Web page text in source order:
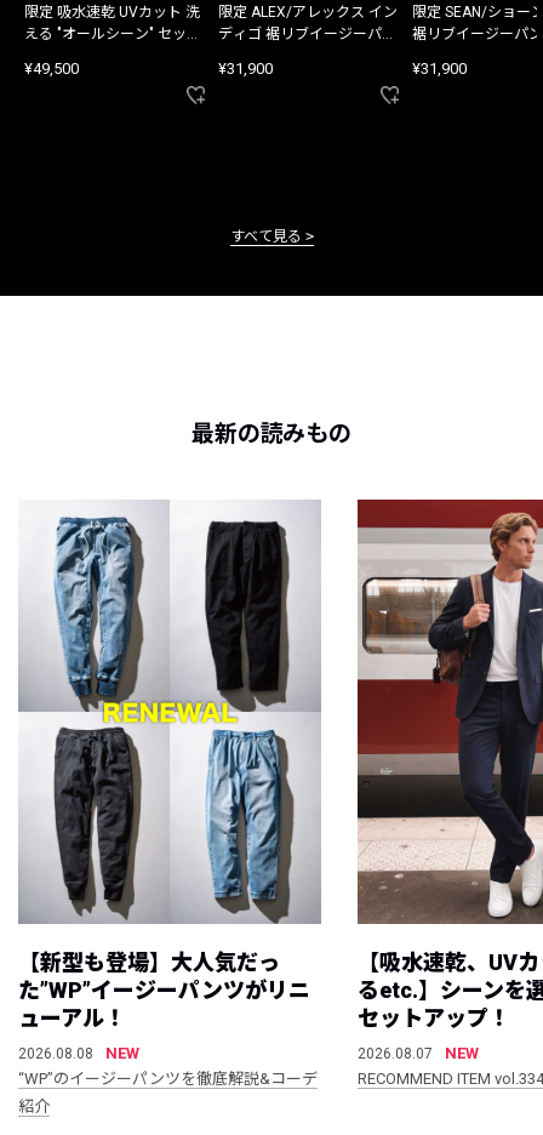
限定 吸水速乾 UVカット 洗
える "オールシーン" セット
¥49,500
限定 ALEX/アレックス イン
ディゴ 裾リブイージーパン
¥31,900
限定 SEAN/ショー
裾リブイージーパ
¥31,900
すべて見る
最新の読みもの
【新型も登場】大人気だっ
た”WP”イージーパンツがリニ
ューアル！
2026.08.08
NEW
“WP”のイージーパンツを徹底解説&コーデ
紹介
【吸水速乾、UV
るetc.】シーンを
セットアップ！
2026.08.07
NEW
RECOMMEND ITEM vol.334